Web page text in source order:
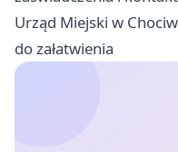
Urząd Miejski w
do załatwienia